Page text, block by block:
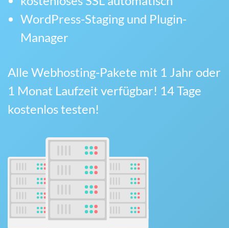
WordPress-Staging und Plugin-
Manager
Alle Webhosting-Pakete mit 1 Jahr oder
1 Monat Laufzeit verfügbar! 14 Tage
kostenlos testen!